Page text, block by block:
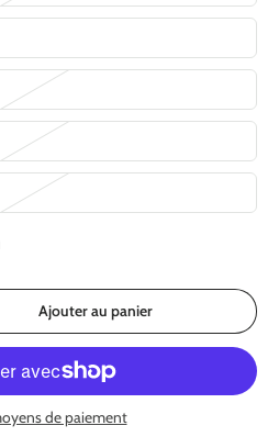
Ajouter au panier
de paiement